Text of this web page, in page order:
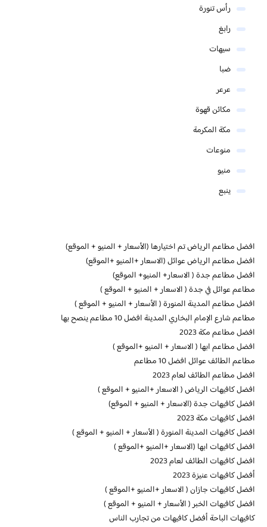
رأس تنورة
رابغ
سيهات
ضبا
عرعر
مكائن قهوة
مكة المكرمة
منوعات
منيو
ينبع
افضل مطاعم الرياض تم اختيارها (الأسعار + المنيو + الموقع)
افضل مطاعم الرياض عوائل (الاسعار +المنيو +الموقع)
افضل مطاعم جدة ( الاسعار+ المنيو+ الموقع)
مطاعم عوائل في جدة ( الاسعار + المنيو + الموقع )
افضل مطاعم المدينة المنورة ( الأسعار + المنيو + الموقع )
مطاعم شارع الإمام البخاري المدينة افضل 10 مطاعم ينصح بها
افضل مطاعم مكة 2023
افضل مطاعم ابها ( الاسعار + المنيو +الموقع )
مطاعم الطائف عوائل افضل 10 مطاعم
افضل مطاعم الطائف لعام 2023
افضل كافيهات الرياض ( الاسعار +المنيو + الموقع )
افضل كافيهات جدة (الاسعار + المنيو + الموقع)
افضل كافيهات مكة 2023
افضل كافيهات المدينة المنورة ( الأسعار + المنيو + الموقع )
افضل كافيهات ابها (الاسعار +المنيو +الموقع )
افضل كافيهات الطائف لعام 2023
أفضل كافيهات عنيزة 2023
افضل كافيهات جازان ( الاسعار +المنيو +الموقع )
افضل كافيهات الخبر ( الأسعار + المنيو + الموقع )
كافيهات الباحة أفضل كافيهات من تجارب الناس